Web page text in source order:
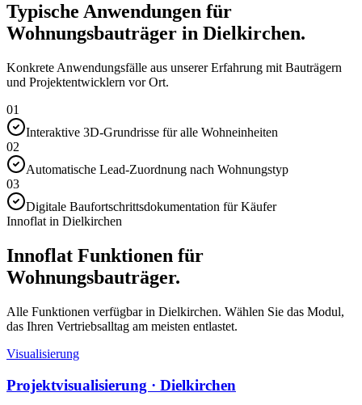
Typische Anwendungen für
Wohnungsbauträger in Dielkirchen.
Konkrete Anwendungsfälle aus unserer Erfahrung mit Bauträgern
und Projektentwicklern vor Ort.
01
Interaktive 3D-Grundrisse für alle Wohneinheiten
02
Automatische Lead-Zuordnung nach Wohnungstyp
03
Digitale Baufortschrittsdokumentation für Käufer
Innoflat in Dielkirchen
Innoflat Funktionen für
Wohnungsbauträger.
Alle Funktionen verfügbar in Dielkirchen. Wählen Sie das Modul,
das Ihren Vertriebsalltag am meisten entlastet.
Visualisierung
Projektvisualisierung · Dielkirchen